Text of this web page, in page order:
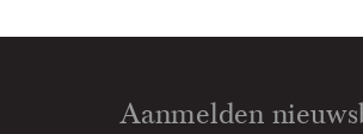
Aanmelden